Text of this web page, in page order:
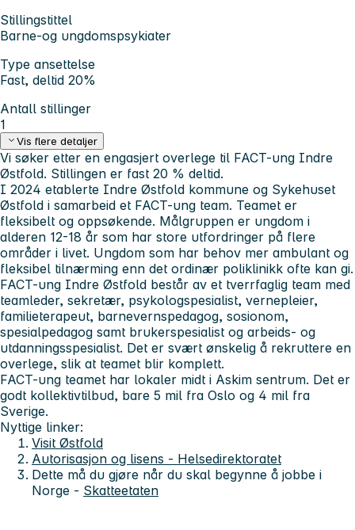
Stillingstittel
Barne-og ungdomspsykiater
Type ansettelse
Fast, deltid 20%
Antall stillinger
1
Vis flere detaljer
Vi søker etter en engasjert overlege til FACT-ung Indre
Østfold. Stillingen er fast 20 % deltid.
I 2024 etablerte Indre Østfold kommune og Sykehuset
Østfold i samarbeid et FACT-ung team. Teamet er
fleksibelt og oppsøkende. Målgruppen er ungdom i
alderen 12-18 år som har store utfordringer på flere
områder i livet. Ungdom som har behov mer ambulant og
fleksibel tilnærming enn det ordinær poliklinikk ofte kan gi.
FACT-ung Indre Østfold består av et tverrfaglig team med
teamleder, sekretær, psykologspesialist, vernepleier,
familieterapeut, barnevernspedagog, sosionom,
spesialpedagog samt brukerspesialist og arbeids- og
utdanningsspesialist. Det er svært ønskelig å rekruttere en
overlege, slik at teamet blir komplett.
FACT-ung teamet har lokaler midt i Askim sentrum. Det er
godt kollektivtilbud, bare 5 mil fra Oslo og 4 mil fra
Sverige.
Nyttige linker:
Visit Østfold
Autorisasjon og lisens - Helsedirektoratet
Dette må du gjøre når du skal begynne å jobbe i
Norge - Skatteetaten